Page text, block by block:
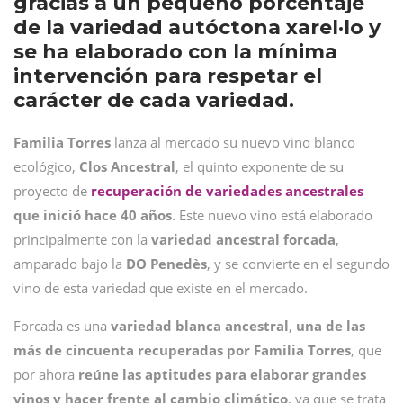
de la variedad autóctona xarel·lo y
se ha elaborado con la mínima
intervención para respetar el
carácter de cada variedad.
Familia Torres lanza al mercado su nuevo vino blanco
ecológico, Clos Ancestral, el quinto exponente de su
proyecto de recuperación de variedades ancestrales
que inició hace 40 años. Este nuevo vino está elaborado
principalmente con la variedad ancestral forcada,
amparado bajo la DO Penedès, y se convierte en el segundo
vino de esta variedad que existe en el mercado.
Forcada es una variedad blanca ancestral, una de las
más de cincuenta recuperadas por Familia Torres, que
por ahora reúne las aptitudes para elaborar grandes
vinos y hacer frente al cambio climático, ya que se trata